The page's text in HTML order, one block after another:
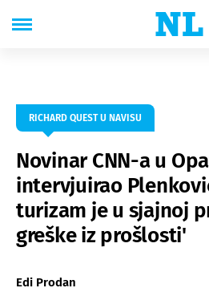
RICHARD QUEST U NAVISU
Novinar CNN-a u
intervjuirao
turizam je u sjajnoj
greške iz prošlosti'
Edi Prodan